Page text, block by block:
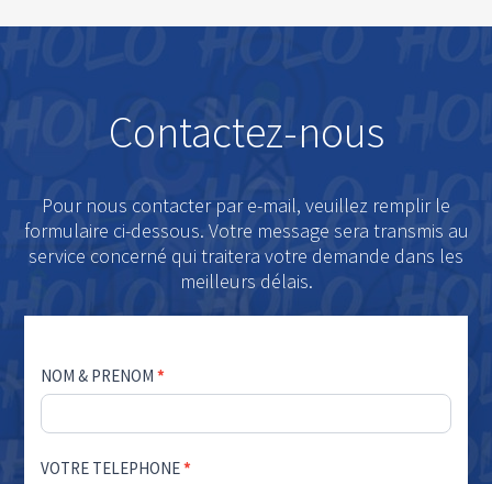
Contactez-nous
Pour nous contacter par e-mail, veuillez remplir le
formulaire ci-dessous. Votre message sera transmis au
service concerné qui traitera votre demande dans les
meilleurs délais.
Contact
HOLO
NOM & PRENOM*
VOTRE TELEPHONE*